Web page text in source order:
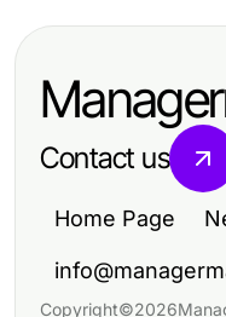
Contact us
Home Page
Copyright©2026